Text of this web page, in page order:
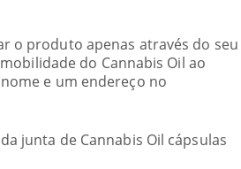
o produto apenas através do seu
do Cannabis Oil ao
e um endereço no
junta de Cannabis Oil cápsulas